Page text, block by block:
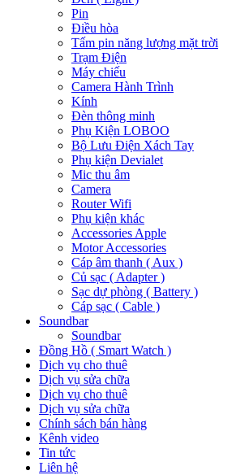
Pin
Điều hòa
Tấm pin năng lượng mặt trời
Trạm Điện
Máy chiếu
Camera Hành Trình
Kính
Đèn thông minh
Phụ Kiện LOBOO
Bộ Lưu Điện Xách Tay
Phụ kiện Devialet
Mic thu âm
Camera
Router Wifi
Phụ kiện khác
Accessories Apple
Motor Accessories
Cáp âm thanh ( Aux )
Củ sạc ( Adapter )
Sạc dự phòng ( Battery )
Cáp sạc ( Cable )
Soundbar
Soundbar
Đồng Hồ ( Smart Watch )
Dịch vụ cho thuê
Dịch vụ sửa chữa
Dịch vụ cho thuê
Dịch vụ sửa chữa
Chính sách bán hàng
Kênh video
Tin tức
Liên hệ